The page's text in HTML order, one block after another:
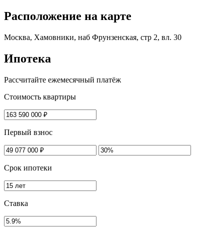
Расположение на карте
Москва, Хамовники, наб Фрунзенская, стр 2, вл. 30
Ипотека
Рассчитайте ежемесячный платёж
Стоимость квартиры
Первый взнос
Срок ипотеки
Ставка